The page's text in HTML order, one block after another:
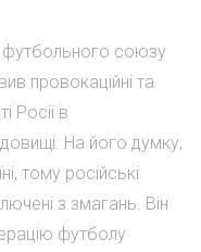
футбольного союзу
провокаційні та
Росії в
На його думку,
тому російські
з змагань. Він
футболу